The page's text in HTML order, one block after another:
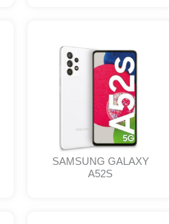
SAMSUNG GALAXY
A52S